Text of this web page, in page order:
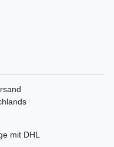
mit DHL